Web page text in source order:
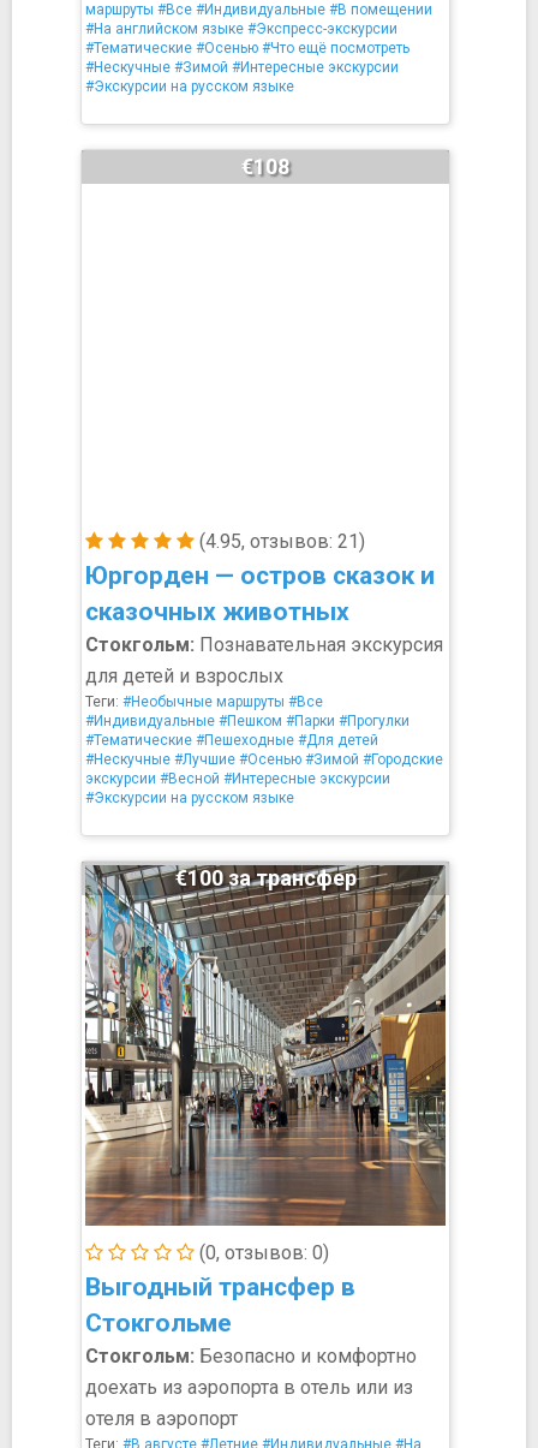
маршруты #Все #Индивидуальные #В помещении
#На английском языке #Экспресс-экскурсии
#Тематические #Осенью #Что ещё посмотреть
#Нескучные #Зимой #Интересные экскурсии
#Экскурсии на русском языке
(4.95, отзывов: 21)
Юргорден — остров сказок и
сказочных животных
€108
Стокгольм: Познавательная экскурсия
для детей и взрослых
Теги: #Необычные маршруты #Все
#Индивидуальные #Пешком #Парки #Прогулки
#Тематические #Пешеходные #Для детей
#Нескучные #Лучшие #Осенью #Зимой #Городские
экскурсии #Весной #Интересные экскурсии
#Экскурсии на русском языке
(0, отзывов: 0)
Выгодный трансфер в
Стокгольме
€100 за трансфер
Стокгольм: Безопасно и комфортно
доехать из аэропорта в отель или из
отеля в аэропорт
Теги: #В августе #Летние #Индивидуальные #На